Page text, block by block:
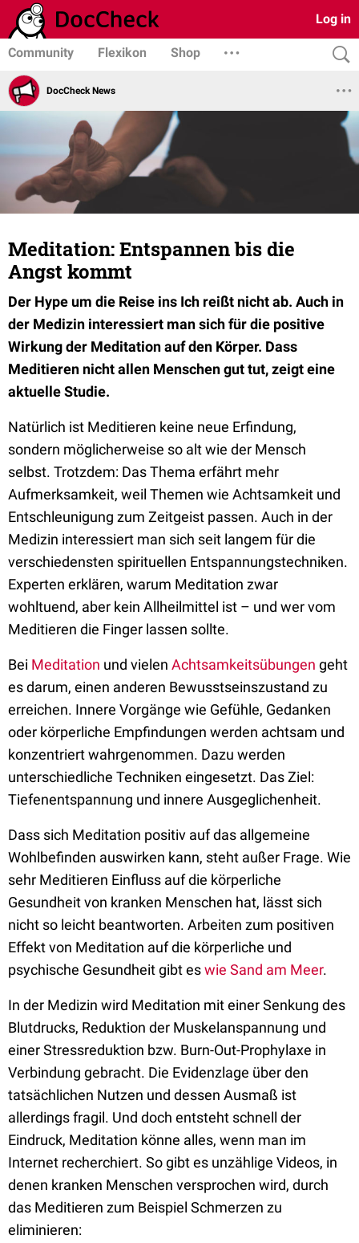
Log in
Community Flexikon Shop
DocCheck News
Meditation: Entspannen bis die
Angst kommt
Der Hype um die Reise ins Ich reißt nicht ab. Auch in
der Medizin interessiert man sich für die positive
Wirkung der Meditation auf den Körper. Dass
Meditieren nicht allen Menschen gut tut, zeigt eine
aktuelle Studie.
Natürlich ist Meditieren keine neue Erfindung,
sondern möglicherweise so alt wie der Mensch
selbst. Trotzdem: Das Thema erfährt mehr
Aufmerksamkeit, weil Themen wie Achtsamkeit und
Entschleunigung zum Zeitgeist passen. Auch in der
Medizin interessiert man sich seit langem für die
verschiedensten spirituellen Entspannungstechniken.
Experten erklären, warum Meditation zwar
wohltuend, aber kein Allheilmittel ist – und wer vom
Meditieren die Finger lassen sollte.
Bei Meditation und vielen Achtsamkeitsübungen geht
es darum, einen anderen Bewusstseinszustand zu
erreichen. Innere Vorgänge wie Gefühle, Gedanken
oder körperliche Empfindungen werden achtsam und
konzentriert wahrgenommen. Dazu werden
unterschiedliche Techniken eingesetzt. Das Ziel:
Tiefenentspannung und innere Ausgeglichenheit.
Dass sich Meditation positiv auf das allgemeine
Wohlbefinden auswirken kann, steht außer Frage. Wie
sehr Meditieren Einfluss auf die körperliche
Gesundheit von kranken Menschen hat, lässt sich
nicht so leicht beantworten. Arbeiten zum positiven
Effekt von Meditation auf die körperliche und
psychische Gesundheit gibt eswie Sand am Meer.
In der Medizin wird Meditation mit einer Senkung des
Blutdrucks, Reduktion der Muskelanspannung und
einer Stressreduktion bzw. Burn-Out-Prophylaxe in
Verbindung gebracht. Die Evidenzlage über den
tatsächlichen Nutzen und dessen Ausmaß ist
allerdings fragil. Und doch entsteht schnell der
Eindruck, Meditation könne alles, wenn man im
Internet recherchiert. So gibt es unzählige Videos, in
denen kranken Menschen versprochen wird, durch
das Meditieren zum Beispiel Schmerzen zu
eliminieren: